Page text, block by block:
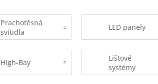
Prachotěsná
svítidla
LED panely
High-Bay
Lištové
systémy